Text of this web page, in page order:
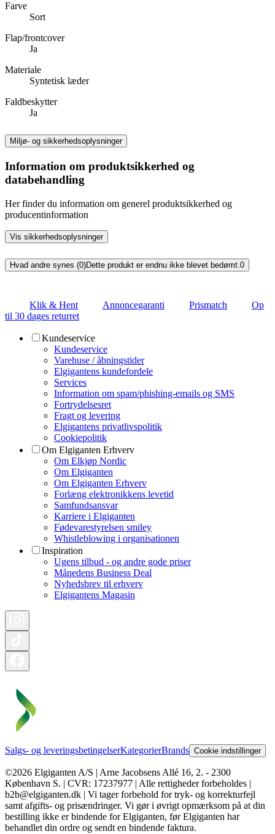
Farve
Sort
Flap/frontcover
Ja
Materiale
Syntetisk læder
Faldbeskytter
Ja
Miljø- og sikkerhedsoplysninger
Information om produktsikkerhed og
databehandling
Her finder du information om generel produktsikkerhed og
producentinformation
Vis sikkerhedsoplysninger
Hvad andre synes (0)Dette produkt er endnu ikke blevet bedømt.0
Klik & Hent Annoncegaranti Prismatch
Op
til 30 dages returret
Kundeservice
Kundeservice
Varehuse / åbningstider
Elgigantens kundefordele
Services
Information om spam/phishing-emails og SMS
Fortrydelsesret
Fragt og levering
Elgigantens privatlivspolitik
Cookiepolitik
Om Elgiganten Erhverv
Om Elkjøp Nordic
Om Elgiganten
Om Elgiganten Erhverv
Forlæng elektronikkens levetid
Samfundsansvar
Karriere i Elgiganten
Fødevarestyrelsen smiley
Whistleblowing i organisationen
Inspiration
Ugens tilbud - og andre gode priser
Månedens Business Deal
Nyhedsbrev til erhverv
Elgigantens Magasin
Salgs- og leveringsbetingelserKategorierBrands Cookie indstillinger
©2026 Elgiganten A/S | Arne Jacobsens Allé 16, 2. - 2300
København S. | CVR: 17237977 | Alle rettigheder forbeholdes |
b2b@elgiganten.dk | Vi tager forbehold for tryk- og korrekturfejl
samt afgifts- og prisændringer. Vi gør i øvrigt opmærksom på at din
bestilling ikke er bindende for Elgiganten, før Elgiganten har
behandlet din ordre og sendt en bindende faktura.